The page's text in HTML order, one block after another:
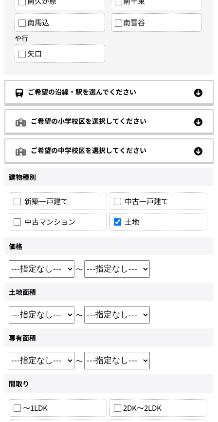
南馬込 南雪谷
や行
矢口
ご希望の沿線・駅を選んでください
ご希望の小学校区を選択してください
ご希望の中学校区を選択してください
建物種別
新築一戸建て
中古一戸建て
中古マンション
土地
価格
～
土地面積
～
専有面積
～
間取り
～1LDK
2DK～2LDK